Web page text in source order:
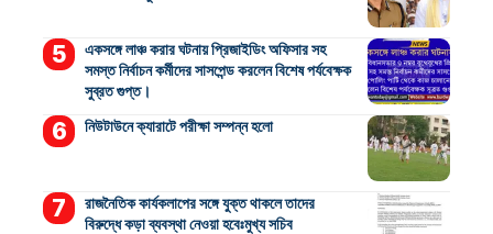
একসঙ্গে লাঞ্চ করার ঘটনায় প্রিজাইডিং অফিসার সহ
সমস্ত নির্বাচন কর্মীদের সাসপেন্ড করলেন বিশেষ পর্যবেক্ষক
সুব্রত গুপ্ত।
নিউটাউনে ক্যারাটে পরীক্ষা সম্পন্ন হলো
রাজনৈতিক কার্যকলাপের সঙ্গে যুক্ত থাকলে তাদের
বিরুদ্ধে কড়া ব্যবস্থা নেওয়া হবেঃমুখ্য সচিব